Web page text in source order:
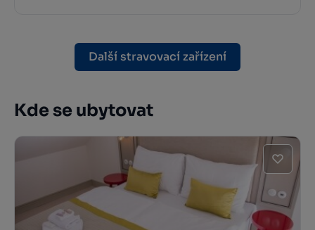
Další stravovací zařízení
Kde se ubytovat